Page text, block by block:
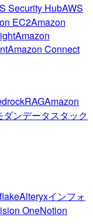
Security HubAWS
EC2Amazon
Amazon
Amazon Connect
RAGAmazon
ダンデータスタック
Alteryxインフォ
OneNotion